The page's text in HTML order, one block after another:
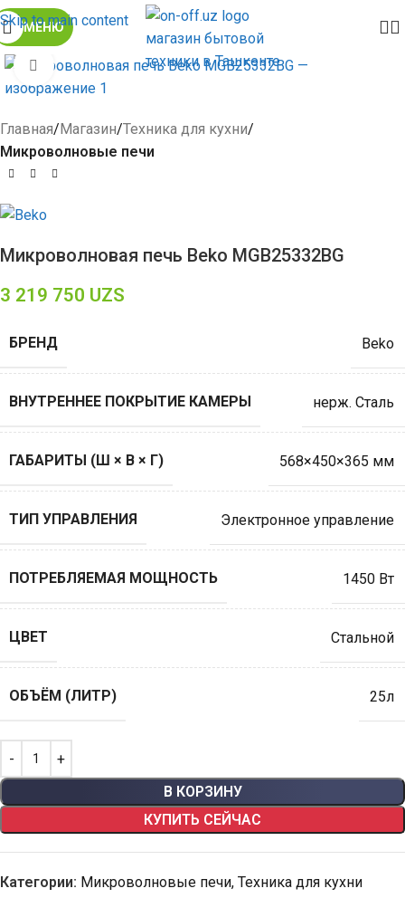
Skip to main content
МЕНЮ
Click to enlarge
Главная Магазин Техника для кухни
Микроволновые печи
Микроволновая печь Beko MGB25332BG
3 219 750 UZS
БРЕНД Beko
ВНУТРЕННЕЕ ПОКРЫТИЕ КАМЕРЫ нерж. Сталь
ГАБАРИТЫ (Ш × В × Г) 568×450×365 мм
ТИП УПРАВЛЕНИЯ Электронное управление
ПОТРЕБЛЯЕМАЯ МОЩНОСТЬ 1450 Вт
ЦВЕТ Стальной
ОБЪЁМ (ЛИТР) 25л
В КОРЗИНУ
КУПИТЬ СЕЙЧАС
Категории: Микроволновые печи, Техника для кухни